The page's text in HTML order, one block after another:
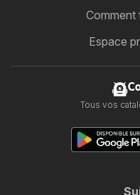
Comment
Espace
Tous vos